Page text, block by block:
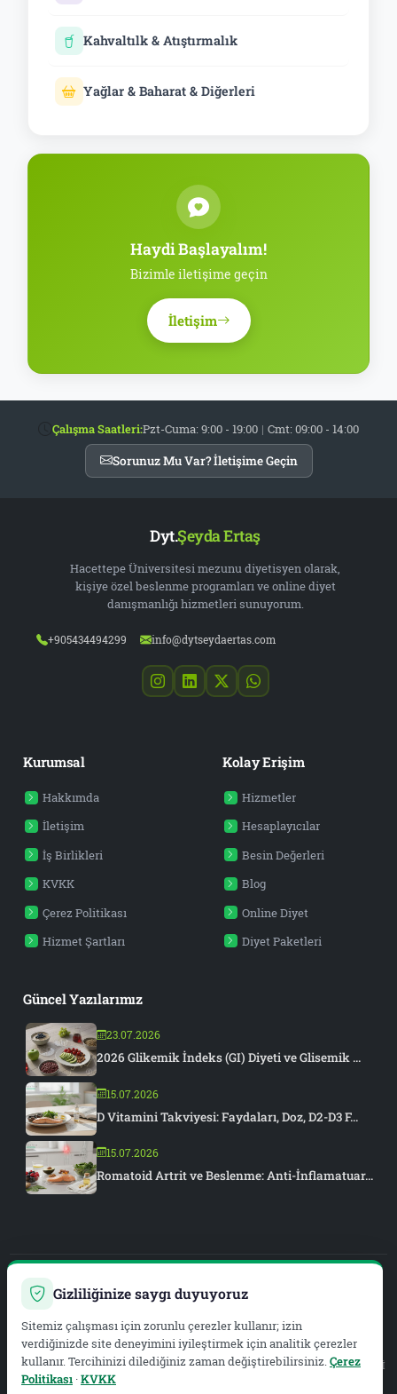
Kahvaltılk & Atıştırmalık
Yağlar & Baharat & Diğerleri
Haydi Başlayalım!
Bizimle iletişime geçin
İletişim
Çalışma Saatleri:Pzt-Cuma: 9:00 - 19:00 | Cmt: 09:00 - 14:00
Sorunuz Mu Var? İletişime Geçin
Dyt.Şeyda Ertaş
Hacettepe Üniversitesi mezunu diyetisyen olarak,
kişiye özel beslenme programları ve online diyet
danışmanlığı hizmetleri sunuyorum.
+905434494299 info@dytseydaertas.com
Kurumsal
Hakkımda
İletişim
İş Birlikleri
KVKK
Çerez Politikası
Hizmet Şartları
Kolay Erişim
Hizmetler
Hesaplayıcılar
Besin Değerleri
Blog
Online Diyet
Diyet Paketleri
Güncel Yazılarımız
23.07.2026
2026 Glikemik İndeks (GI) Diyeti ve Glisemik ...
15.07.2026
D Vitamini Takviyesi: Faydaları, Doz, D2-D3 F...
15.07.2026
Romatoid Artrit ve Beslenme: Anti-İnflamatuar...
Yasal Hizmet Sağlayıcı:METAZEN BİLİŞİM VE DANIŞMANLIK LİMİTED ŞİRKETİ
WEB DEVELOPMENT & SEO
Gizliliğinize saygı duyuyoruz
Sitemiz çalışması için zorunlu çerezler kullanır; izin
verdiğinizde site deneyimini iyileştirmek için analitik çerezler
kullanır. Tercihinizi dilediğiniz zaman değiştirebilirsiniz.Çerez
Politikası ·KVKK